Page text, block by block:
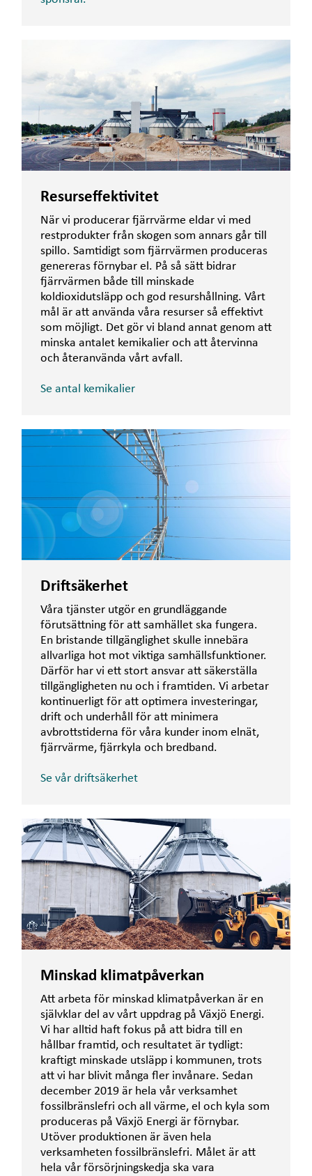
Resurseffektivitet
När vi producerar fjärrvärme eldar vi med
restprodukter från skogen som annars går till
spillo. Samtidigt som fjärrvärmen produceras
genereras förnybar el. På så sätt bidrar
fjärrvärmen både till minskade
koldioxidutsläpp och god resurshållning. Vårt
mål är att använda våra resurser så effektivt
som möjligt. Det gör vi bland annat genom att
minska antalet kemikalier och att återvinna
och återanvända vårt avfall.
Se antal kemikalier
Driftsäkerhet
Våra tjänster utgör en grundläggande
förutsättning för att samhället ska fungera.
En bristande tillgänglighet skulle innebära
allvarliga hot mot viktiga samhällsfunktioner.
Därför har vi ett stort ansvar att säkerställa
tillgängligheten nu och i framtiden. Vi arbetar
kontinuerligt för att optimera investeringar,
drift och underhåll för att minimera
avbrottstiderna för våra kunder inom elnät,
fjärrvärme, fjärrkyla och bredband.
Se vår driftsäkerhet
Minskad klimatpåverkan
Att arbeta för minskad klimatpåverkan är en
självklar del av vårt uppdrag på Växjö Energi.
Vi har alltid haft fokus på att bidra till en
hållbar framtid, och resultatet är tydligt:
kraftigt minskade utsläpp i kommunen, trots
att vi har blivit många fler invånare. Sedan
december 2019 är hela vår verksamhet
fossilbränslefri och all värme, el och kyla som
produceras på Växjö Energi är förnybar.
Utöver produktionen är även hela
verksamheten fossilbränslefri. Målet är att
hela vår försörjningskedja ska vara